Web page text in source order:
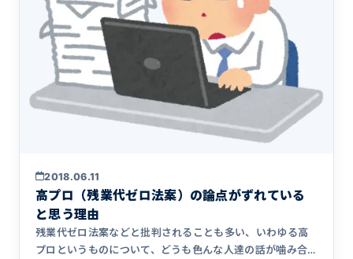
2018.06.11
高プロ（残業代ゼロ法案）の論点がずれている
と思う理由
残業代ゼロ法案などと批判されることも多い、いわゆる高
プロというものについて、どうも色んな人達の話が噛み合